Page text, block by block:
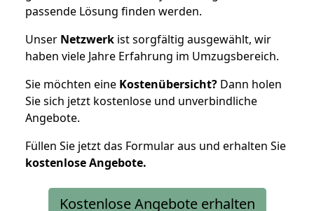
passende Lösung finden werden.
Unser Netzwerk ist sorgfältig ausgewählt, wir
haben viele Jahre Erfahrung im Umzugsbereich.
Sie möchten eine Kostenübersicht? Dann holen
Sie sich jetzt kostenlose und unverbindliche
Angebote.
Füllen Sie jetzt das Formular aus und erhalten Sie
kostenloseAngebote.
Kostenlose Angebote erhalten